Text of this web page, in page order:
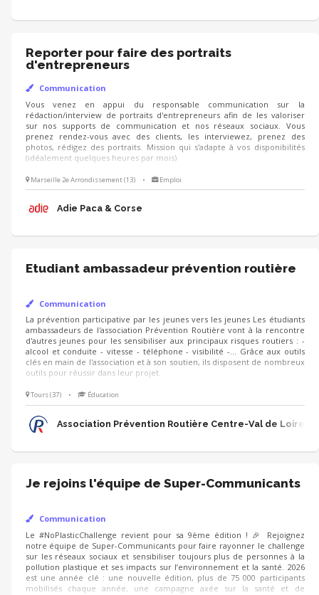
Reporter pour faire des portraits
d'entrepreneurs
Communication
Vous venez en appui du responsable communication sur la
rédaction/interview de portraits d'entrepreneurs afin de les valoriser
sur nos supports de communication et nos réseaux sociaux. Vous
prenez rendez-vous avec des clients, les interviewez, prenez des
photos, rédigez des portraits. Mission qui s'adapte à vos disponibilités
(idéalement quelques heures par mois)
Marseille 2e Arrondissement (13) • Emploi
Adie Paca & Corse
Etudiant ambassadeur prévention routière
Communication
La prévention participative par les jeunes vers les jeunes Les étudiants
ambassadeurs de l'association Prévention Routière vont à la rencontre
d'autres jeunes pour les sensibiliser aux principaux risques routiers : -
alcool et conduite - vitesse - téléphone - visibilité -... Grâce aux outils
clés en main de l'association et à son soutien, ils disposent de nombreux
outils pour réussir dans leur projet.
Tours (37) • Éducation
Association Prévention Routière Centre-Val de Loire
Je rejoins l'équipe de Super-Communicants
Communication
Le #NoPlasticChallenge revient pour sa 9ème édition ! 🎉 Rejoignez
notre équipe de Super-Communicants pour faire rayonner le challenge
sur les réseaux sociaux et sensibiliser toujours plus de personnes à la
pollution plastique et ses impacts sur l’environnement et la santé. 2026
est une année clé : une nouvelle édition, plus de 75 000 participants
mobilisés chaque année, une campagne axée sur la santé et de